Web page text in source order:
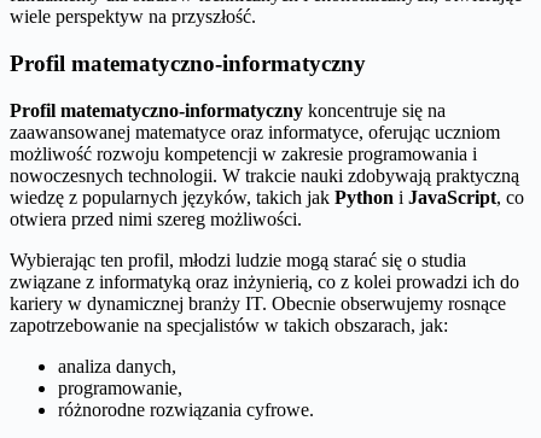
wiele perspektyw na przyszłość.
Profil matematyczno-informatyczny
Profil matematyczno-informatyczny koncentruje się na
zaawansowanej matematyce oraz informatyce, oferując uczniom
możliwość rozwoju kompetencji w zakresie programowania i
nowoczesnych technologii. W trakcie nauki zdobywają praktyczną
wiedzę z popularnych języków, takich jak Python i JavaScript, co
otwiera przed nimi szereg możliwości.
Wybierając ten profil, młodzi ludzie mogą starać się o studia
związane z informatyką oraz inżynierią, co z kolei prowadzi ich do
kariery w dynamicznej branży IT. Obecnie obserwujemy rosnące
zapotrzebowanie na specjalistów w takich obszarach, jak:
analiza danych,
programowanie,
różnorodne rozwiązania cyfrowe.